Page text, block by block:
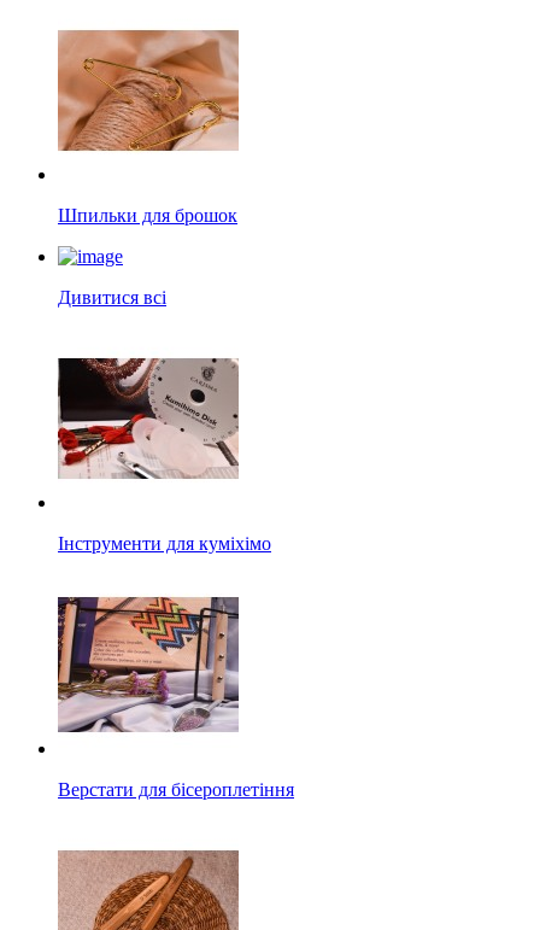
Шпильки для брошок
Дивитися всі
Інструменти для куміхімо
Верстати для бісероплетіння